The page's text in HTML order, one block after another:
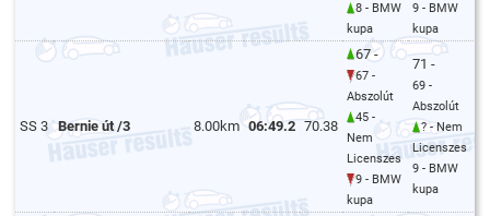
8 - BMW
kupa
9 - BMW
kupa
SS 3 Bernie út /3 8.00km 06:49.2 70.38
67 -
67 -
Abszolút
45 -
Nem
Licenszes
9 - BMW
kupa
71 -
69 -
Abszolút
? - Nem
Licenszes
9 - BMW
kupa